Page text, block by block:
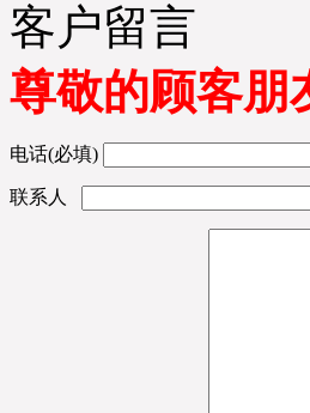
物流公司：天地华宇物
流；单号：4529761860；
请您电话保持畅通在未来4
日及时查收；请配合厂部
工作人员为您安装调试；
详情咨询优凯发货部：
0551-65818103. （合肥优凯
制冷-发货部）
客户留言
尊敬的顾客朋
电话(必填)
联系人